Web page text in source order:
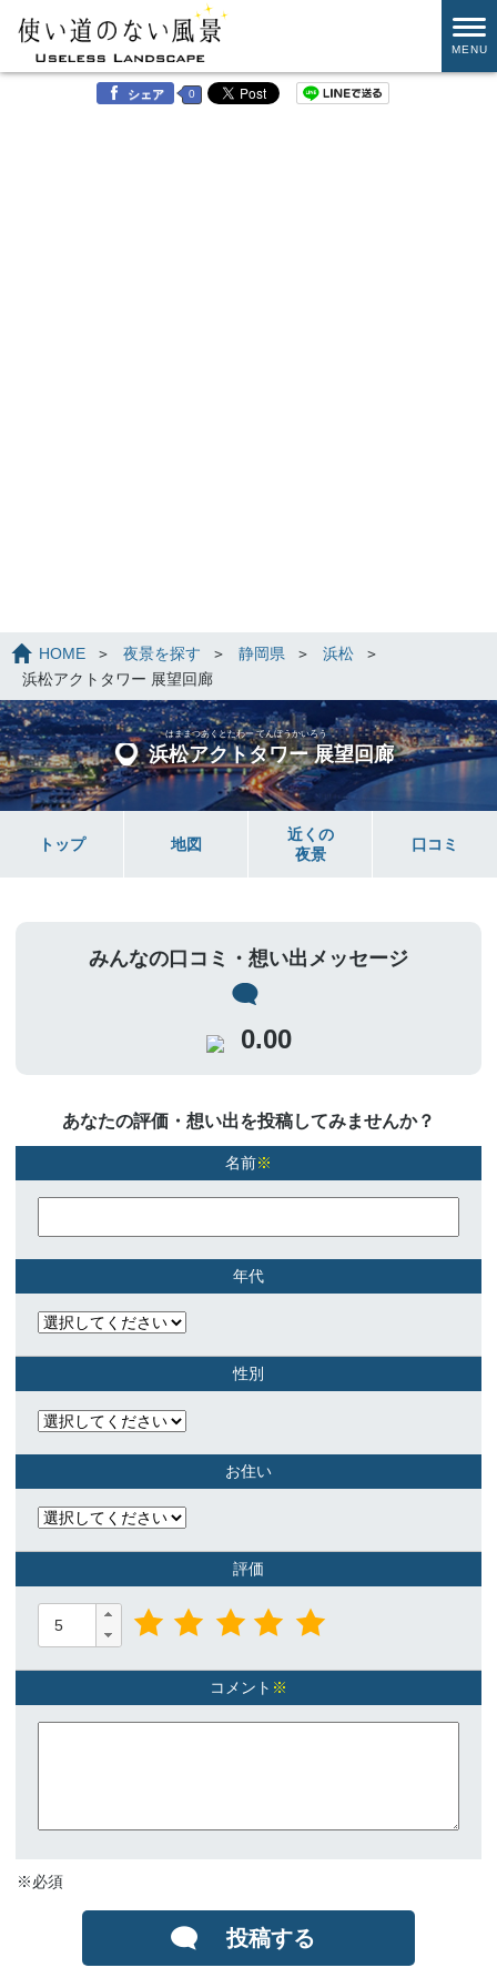
MENU
シェア 0
HOME 夜景を探す 静岡県
浜松
浜松アクトタワー 展望回廊
浜松アクトタワー 展望回廊
はままつあくとたわー てんぼうかいろう
トップ 地図
近くの
夜景
口コミ
みんなの口コミ・想い出メッセージ
0.00
あなたの評価・想い出を投稿してみませんか？
名前※
年代
性別
お住い
評価
コメント ※
※必須